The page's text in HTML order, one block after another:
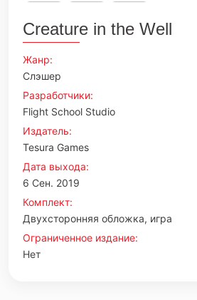
Creature in the Well
Жанр:
Слэшер
Разработчики:
Flight School Studio
Издатель:
Tesura Games
Дата выхода:
6 Сен. 2019
Комплект:
Двухсторонняя обложка, игра
Ограниченное издание:
Нет